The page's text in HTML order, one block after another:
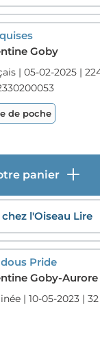
Goby
| 05-02-2025 |
de poche
panier
l'Oiseau Lire
Pride
Goby-Aurore
| 10-05-2023 |